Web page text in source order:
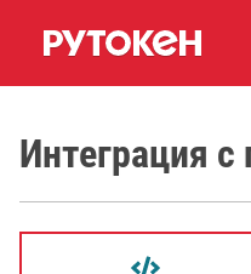
Интеграция